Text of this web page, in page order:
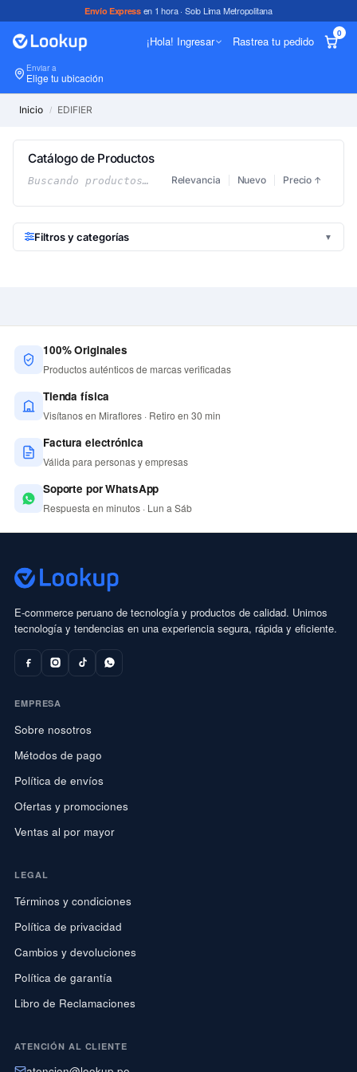
Envío Expressen 1 hora · Solo Lima Metropolitana
¡Hola! Ingresar Rastrea tu pedido
0
Enviar a
Elige tu ubicación
Inicio / EDIFIER
Catálogo de Productos
Buscando productos… Relevancia Nuevo Precio ↑
Filtros y categorías ▼
100% Originales
Productos auténticos de marcas verificadas
Tienda física
Visítanos en Miraflores · Retiro en 30 min
Factura electrónica
Válida para personas y empresas
Soporte por WhatsApp
Respuesta en minutos · Lun a Sáb
E-commerce peruano de tecnología y productos de calidad. Unimos
tecnología y tendencias en una experiencia segura, rápida y eficiente.
EMPRESA
Sobre nosotros
Métodos de pago
Política de envíos
Ofertas y promociones
Ventas al por mayor
LEGAL
Términos y condiciones
Política de privacidad
Cambios y devoluciones
Política de garantía
Libro de Reclamaciones
ATENCIÓN AL CLIENTE